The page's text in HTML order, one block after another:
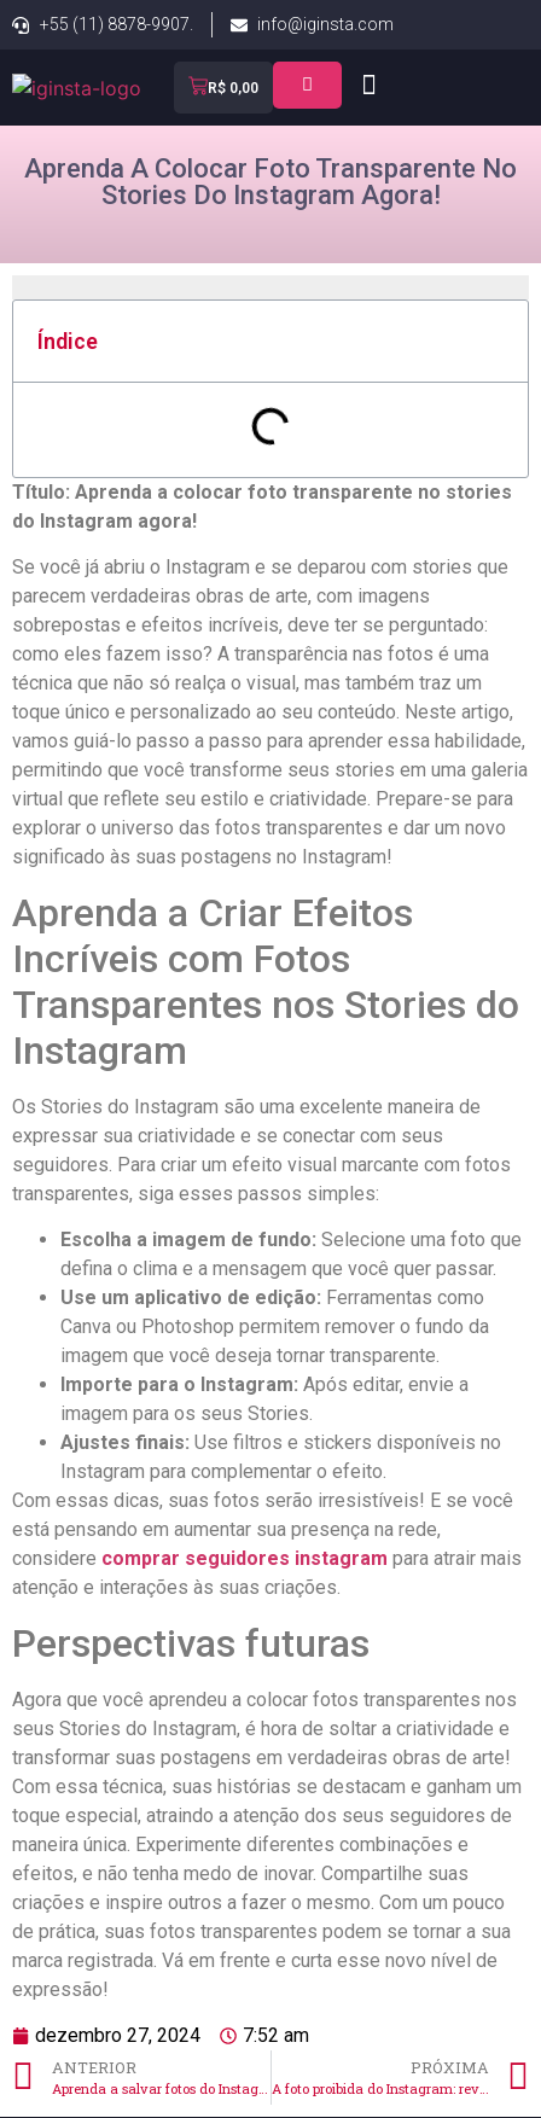
+55 (11) 8878-9907. info@iginsta.com
R$ 0,00
Aprenda A Colocar Foto Transparente No
Stories Do Instagram Agora!
Índice
Título: Aprenda a colocar foto transparente no stories
do Instagram agora!
Se você já abriu o Instagram e se deparou com stories ​que
parecem verdadeiras obras de arte, com imagens
sobrepostas e ‍efeitos incríveis, deve ter se perguntado:
como eles ‍fazem isso? A ⁤transparência nas fotos é uma
técnica que não só realça ​o visual, mas também traz um
toque ⁢único e personalizado ao seu conteúdo. Neste artigo, ​
vamos​ guiá-lo passo a‍ passo para ⁤aprender​ essa​ habilidade,
permitindo que você transforme seus stories em uma galeria
virtual que‌ reflete seu estilo e criatividade. Prepare-se⁢ para
explorar o universo das fotos transparentes e dar⁤ um novo
significado às suas postagens no Instagram!
Aprenda a Criar Efeitos
Incríveis com Fotos
⁤Transparentes nos Stories ⁤do
Instagram
Os Stories⁣ do Instagram são uma excelente maneira de
expressar sua criatividade‌ e ​se conectar com⁤ seus
seguidores. Para criar um efeito visual ‍marcante⁤ com fotos
transparentes, siga esses passos simples:
Escolha a imagem de fundo: Selecione uma foto que
defina o clima‌ e a mensagem que ​você quer⁤ passar.
Use um aplicativo de edição: Ferramentas‍ como
Canva⁢ ou⁣ Photoshop ‌permitem remover o fundo da
imagem que você ⁤deseja tornar transparente.
Importe para ‍o Instagram: Após editar, envie a
imagem para‍ os seus Stories.
Ajustes finais: Use filtros⁤ e stickers disponíveis no
Instagram para complementar o efeito.
Com essas dicas,‍ suas​ fotos serão irresistíveis! E se você
está pensando em aumentar ⁢sua presença na rede,
considere comprar seguidores instagram para ​atrair mais
atenção e interações às ⁣suas criações. ⁣
Perspectivas ‌futuras
Agora que você aprendeu a colocar fotos transparentes nos
seus Stories ‍do Instagram, é hora⁣ de ‌soltar a criatividade⁢ e
transformar suas postagens em verdadeiras obras de arte!
Com ⁣essa técnica, ​suas histórias se destacam e ganham um
toque especial, atraindo a atenção dos ⁤seus seguidores de
maneira ⁣única. Experimente diferentes combinações e
efeitos, e não tenha medo de inovar. Compartilhe⁣ suas
‌criações ⁢e inspire outros a fazer o‍ mesmo. Com um pouco
de prática, suas fotos transparentes ​podem se ⁣tornar a sua
marca‌ registrada. Vá em frente e curta esse novo nível de
expressão!
dezembro 27, 2024 7:52 am
ANTERIOR PRÓXIMA
A foto proibida do Instagram: revelações surpreendentes!